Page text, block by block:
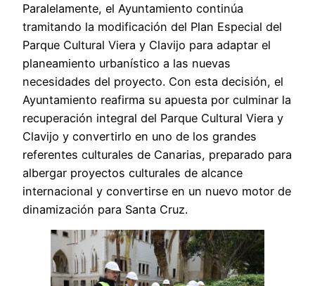
Paralelamente, el Ayuntamiento continúa
tramitando la modificación del Plan Especial del
Parque Cultural Viera y Clavijo para adaptar el
planeamiento urbanístico a las nuevas
necesidades del proyecto. Con esta decisión, el
Ayuntamiento reafirma su apuesta por culminar la
recuperación integral del Parque Cultural Viera y
Clavijo y convertirlo en uno de los grandes
referentes culturales de Canarias, preparado para
albergar proyectos culturales de alcance
internacional y convertirse en un nuevo motor de
dinamización para Santa Cruz.